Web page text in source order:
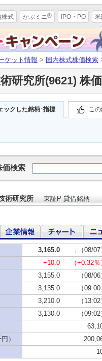
株式 かぶミニ® IPO・PO
ケット情報 > 国内株式株価検索
研究所(9621) 株価
ックした銘柄･指標 こ